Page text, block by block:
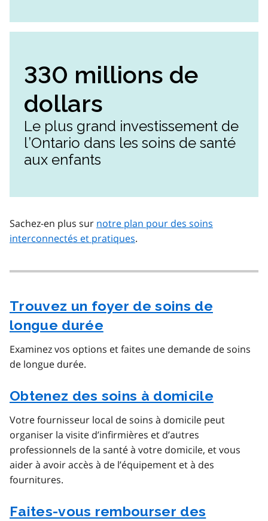
330 millions de
dollars
Le plus grand investissement de
l’Ontario dans les soins de santé
aux enfants
Sachez-en plus sur notre plan pour des soins
interconnectés et pratiques.
Trouvez un foyer de soins de
longue durée
Examinez vos options et faites une demande de soins
de longue durée.
Obtenez des soins à domicile
Votre fournisseur local de soins à domicile peut
organiser la visite d’infirmières et d’autres
professionnels de la santé à votre domicile, et vous
aider à avoir accès à de l’équipement et à des
fournitures.
Faites-vous rembourser des